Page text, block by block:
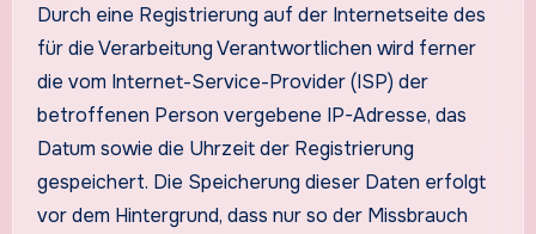
Durch eine Registrierung auf der Internetseite des
für die Verarbeitung Verantwortlichen wird ferner
die vom Internet-Service-Provider (ISP) der
betroffenen Person vergebene IP-Adresse, das
Datum sowie die Uhrzeit der Registrierung
gespeichert. Die Speicherung dieser Daten erfolgt
vor dem Hintergrund, dass nur so der Missbrauch